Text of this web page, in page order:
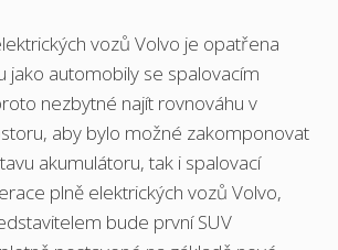
vozů Volvo je opatřena
jako automobily se spalovacím
nezbytné najít rovnováhu v
aby bylo možné zakomponovat
akumulátoru, tak i spalovací
plně elektrických vozů Volvo,
bude první SUV